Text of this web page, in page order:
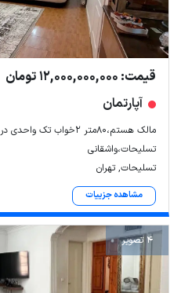
قیمت: 12,000,000,000 تومان
آپارتمان
مالک هستم،۸۰متر ۲خواب تک واحدی در
تسلیحات،واشقانی
تسلیحات, تهران
مشاهده جزییات
4 تصویر